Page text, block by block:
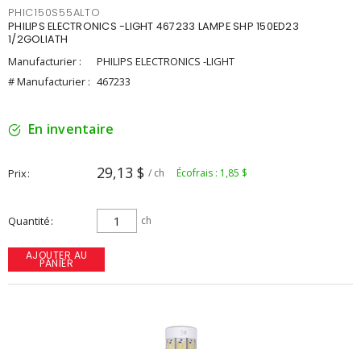
PHIC150S55ALTO
PHILIPS ELECTRONICS -LIGHT 467233 LAMPE SHP 150ED23
1/2GOLIATH
Manufacturier :
PHILIPS ELECTRONICS -LIGHT
# Manufacturier : 467233
En inventaire
Prix 29,13 $ / ch Écofrais : 1,85 $
Quantité ch
AJOUTER AU
PANIER